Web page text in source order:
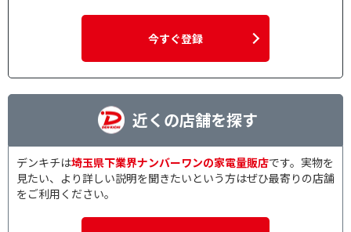
今すぐ登録
近くの店舗を探す
デンキチは埼玉県下業界ナンバーワンの家電量販店です。実物を
見たい、より詳しい説明を聞きたいという方はぜひ最寄りの店舗
をご利用ください。